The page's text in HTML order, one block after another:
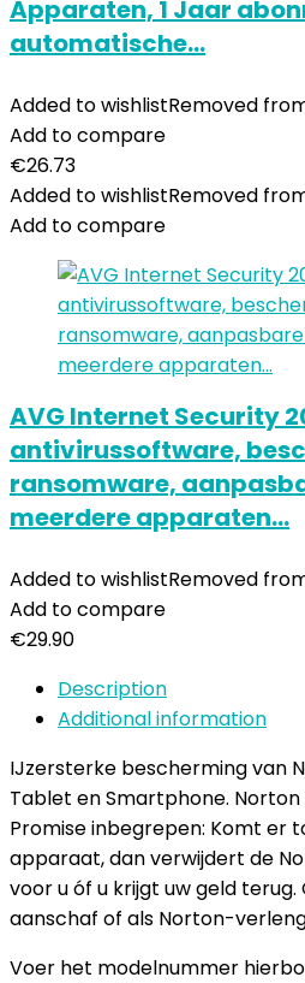
Apparaten, 1 Jaar
automatische…
Added to wishlistRemoved
Add to compare
€26.73
Added to wishlistRemoved
Add to compare
AVG Internet Security
antivirussoftware,
ransomware,
meerdere apparaten…
Added to wishlistRemoved
Add to compare
€29.90
Description
Additional information
IJzersterke bescherming van
Tablet en Smartphone.
Promise inbegrepen: Komt er
apparaat, dan verwijdert de
voor u óf u krijgt uw geld terug.
aanschaf of als Norton-
Voer het modelnummer